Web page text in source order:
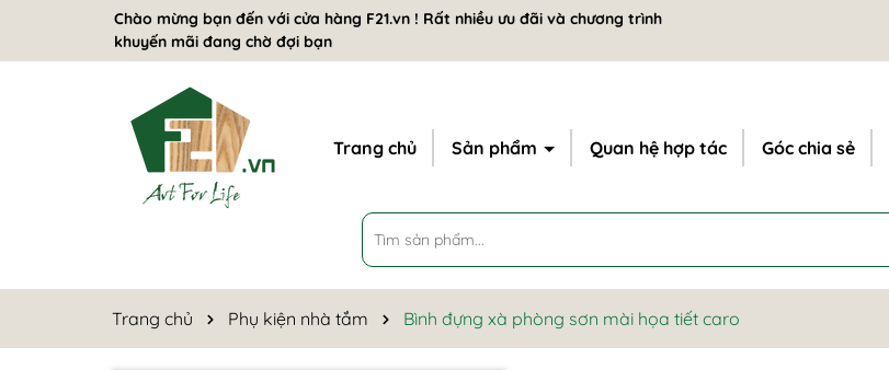
Chào mừng bạn đến với cửa hàng F21.vn ! Rất nhiều ưu đãi và chương trình
khuyến mãi đang chờ đợi bạn
Trang chủ Sản phẩm Quan hệ hợp tác Góc chia sẻ
Trang chủ Phụ kiện nhà tắm Bình đựng xà phòng sơn mài họa tiết caro